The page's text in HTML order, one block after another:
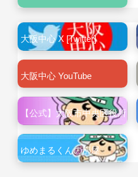
大阪中心 X [Twitter]
大阪中心 YouTube
【公式】大阪市中央区役所
ゆめまるくんの部屋